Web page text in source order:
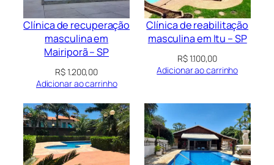
Clínica de recuperação
masculina em
Mairiporã – SP
R$1.200,00
Adicionar ao carrinho
Clínica de reabilitação
masculina em Itu – SP
R$1.100,00
Adicionar ao carrinho